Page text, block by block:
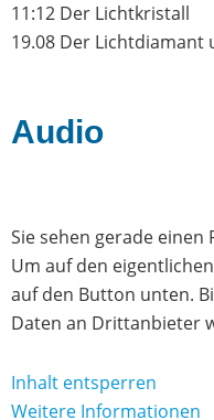
11:12 Der Lichtkristall
19.08 Der
Audio
Sie sehen gerade
Um auf den
auf den Button unten.
Daten an Drittanbieter
Inhalt entsperren
Weitere Informationen